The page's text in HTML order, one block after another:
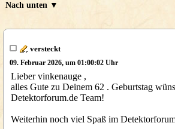
Nach unten ▼
versteckt
09. Februar 2026, um 01:00:02 Uhr
Lieber vinkenauge ,
alles Gute zu Deinem 62 . Geburtstag
Detektorforum.de Team!
Weiterhin noch viel Spaß im